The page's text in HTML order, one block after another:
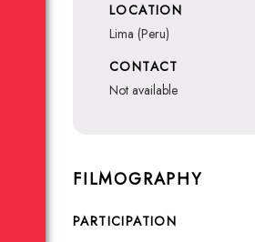
LOCATION
Lima (Peru)
CONTACT
not available
FILMOGRAPHY
PARTICIPATION